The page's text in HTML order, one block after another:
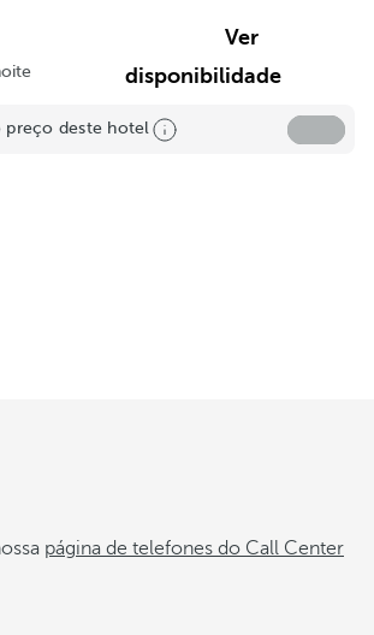
Ver
disponibilidade
preço deste hotel
página de telefones do Call Center